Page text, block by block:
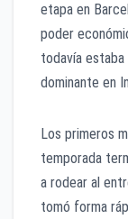
etapa en
poder
todavía
dominante en
Los primeros
temporada
a rodear al
tomó forma